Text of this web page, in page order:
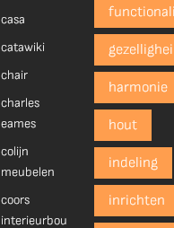
casa
catawiki
chair
charles
eames
colijn
meubelen
coors
interieurbou
harmonie
hout
indeling
inrichten